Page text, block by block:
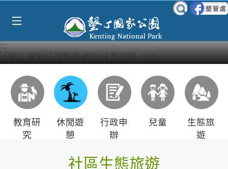
:::
教育研
究
休閒遊
憩
行政申
辦
兒童
生態旅
遊
社區生態旅遊